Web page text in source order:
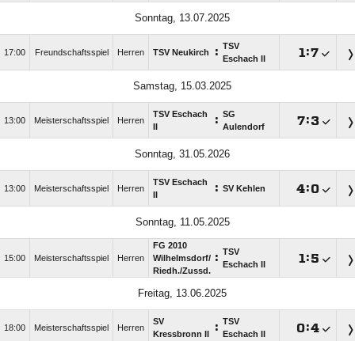
Sonntag, 13.07.2025
17:00 Freundschaftsspiel Herren TSV Neukirch : TSV
Eschach II
:
Samstag, 15.03.2025
13:00 Meisterschaftsspiel Herren
TSV Eschach
: SG
Aulendorf
:
Sonntag, 31.05.2026
13:00 Meisterschaftsspiel Herren
TSV Eschach
: SV Kehlen :
Sonntag, 11.05.2025
15:00 Meisterschaftsspiel Herren
FG 2010
Wilhelmsdorf/​
Riedh./​Zussd.
: TSV
Eschach II
:
Freitag, 13.06.2025
18:00 Meisterschaftsspiel Herren
SV
Kressbronn II
: TSV
Eschach II
: